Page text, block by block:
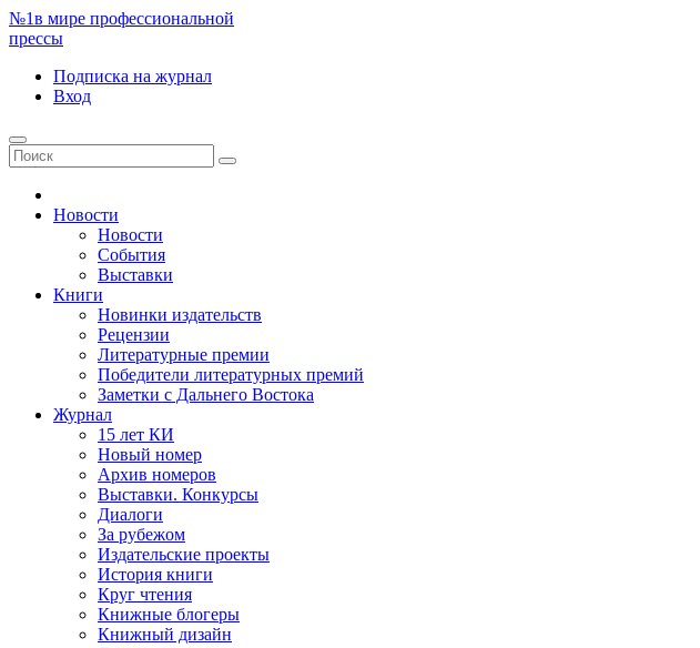
№1в мире профессиональной
прессы
Подписка на журнал
Вход
Новости
Новости
События
Выставки
Книги
Новинки издательств
Рецензии
Литературные премии
Победители литературных премий
Заметки с Дальнего Востока
Журнал
15 лет КИ
Новый номер
Архив номеров
Выставки. Конкурсы
Диалоги
За рубежом
Издательские проекты
История книги
Круг чтения
Книжные блогеры
Книжный дизайн